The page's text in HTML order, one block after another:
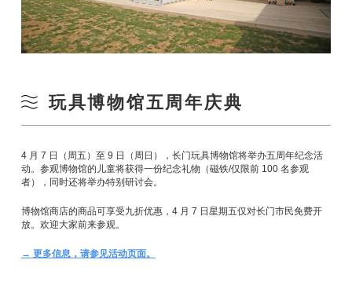
玩具博物馆五周年庆典
4 月 7 日（周五）至 9 日（周日），长门玩具博物馆将举办五周年纪念活
动。参观博物馆的儿童将获得一份纪念礼物（磁铁/仅限前 100 名参观
者），同时还将举办特别研讨会。
博物馆商店的商品可享受九折优惠，4 月 7 日星期五仅对长门市民免费开
放。欢迎大家前来参观。
→ 更多信息，请参见活动页面。